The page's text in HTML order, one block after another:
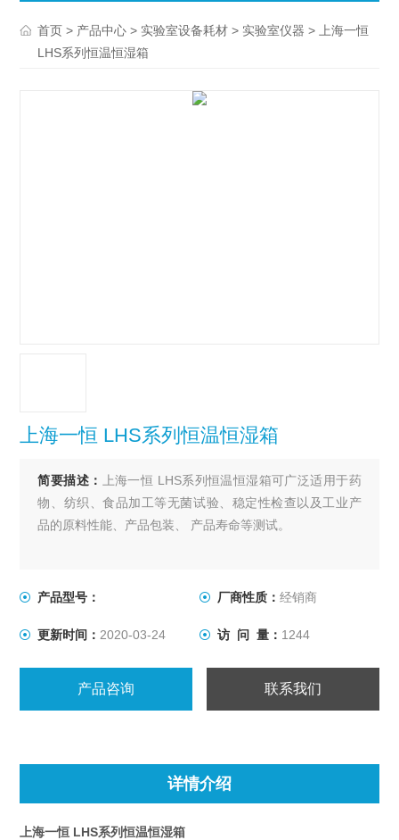
首页 > 产品中心 > 实验室设备耗材 > 实验室仪器 > 上海一恒
LHS系列恒温恒湿箱
上海一恒 LHS系列恒温恒湿箱
简要描述：
上海一恒 LHS系列恒温恒湿箱可广泛适用于药
物、纺织、食品加工等无菌试验、稳定性检查以及工业产
品的原料性能、产品包装、 产品寿命等测试。
产品型号： 厂商性质： 经销商
更新时间： 2020-03-24 访 问 量： 1244
产品咨询 联系我们
详情介绍
上海一恒 LHS系列恒温恒湿箱